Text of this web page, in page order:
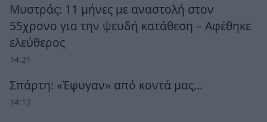
Μυστράς: 11 μήνες με αναστολή στον
55χρονο για την ψευδή κατάθεση – Αφέθηκε
ελεύθερος
14:21
Σπάρτη: «Έφυγαν» από κοντά μας…
14:12